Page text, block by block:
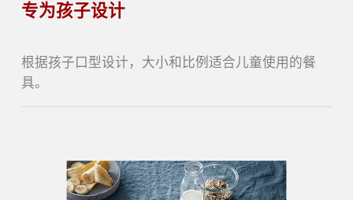
专为孩子设计
根据孩子口型设计，大小和比例适合儿童使用的餐
具。